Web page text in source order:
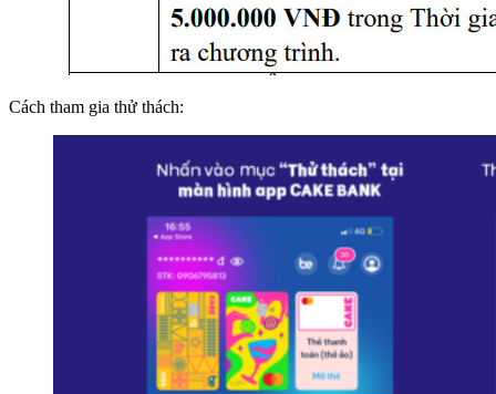
Cách tham gia thử thách: